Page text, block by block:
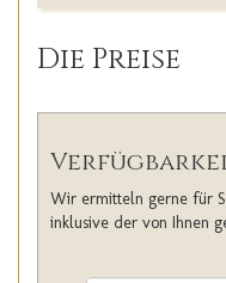
Die Preise
Wir ermitteln gerne für
inklusive der von Ihnen